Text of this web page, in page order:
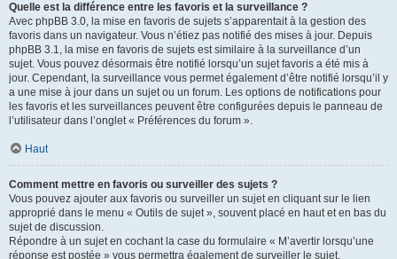
Quelle est la différence entre les favoris et la surveillance ?
Avec phpBB 3.0, la mise en favoris de sujets s’apparentait à la gestion des
favoris dans un navigateur. Vous n’étiez pas notifié des mises à jour. Depuis
phpBB 3.1, la mise en favoris de sujets est similaire à la surveillance d’un
sujet. Vous pouvez désormais être notifié lorsqu’un sujet favoris a été mis à
jour. Cependant, la surveillance vous permet également d’être notifié lorsqu’il y
a une mise à jour dans un sujet ou un forum. Les options de notifications pour
les favoris et les surveillances peuvent être configurées depuis le panneau de
l’utilisateur dans l’onglet « Préférences du forum ».
Haut
Comment mettre en favoris ou surveiller des sujets ?
Vous pouvez ajouter aux favoris ou surveiller un sujet en cliquant sur le lien
approprié dans le menu « Outils de sujet », souvent placé en haut et en bas du
sujet de discussion.
Répondre à un sujet en cochant la case du formulaire « M’avertir lorsqu’une
réponse est postée » vous permettra également de surveiller le sujet.